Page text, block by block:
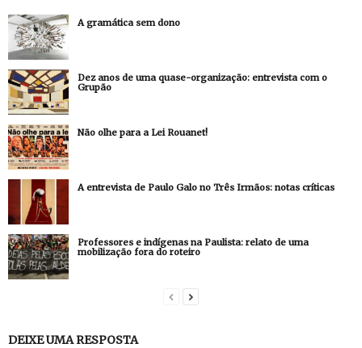
A gramática sem dono
Dez anos de uma quase-organização: entrevista com o
Grupão
Não olhe para a Lei Rouanet!
A entrevista de Paulo Galo no Três Irmãos: notas críticas
Professores e indígenas na Paulista: relato de uma
mobilização fora do roteiro
DEIXE UMA RESPOSTA